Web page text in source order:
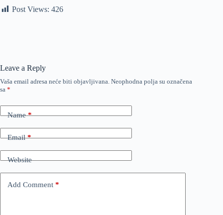
Post Views: 426
Leave a Reply
Vaša email adresa neće biti objavljivana. Neophodna polja su označena
sa *
Name*
Email*
Website
Add Comment *